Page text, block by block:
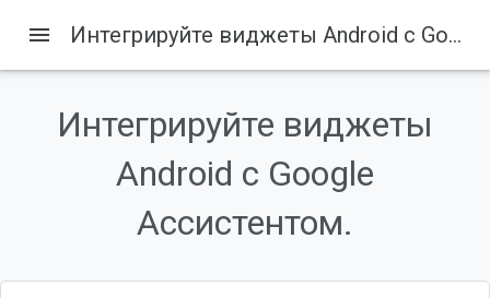
Что вы построите
Предварительные требования
Виджет FitActions
Добавить поддержку помощника
Загрузите базовые файлы.
menu Интегрируйте виджеты Android с Google Ассистентом.
Интегрируйте виджеты
Android с Google
Ассистентом.